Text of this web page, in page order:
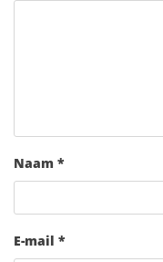
Naam *
E-mail *